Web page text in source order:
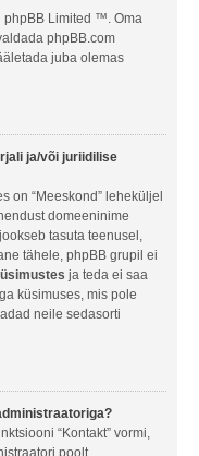
phpBB Limited ™. Oma
phpBB.com
juba olemas
ja/või juriidilise
on “Meeskond” leheküljel
domeeninime
tasuta teenusel,
tähele, phpBB grupil ei
ja teda ei saa
küsimuses, mis pole
neile sedasorti
“Kontakt” vormi,
poolt.